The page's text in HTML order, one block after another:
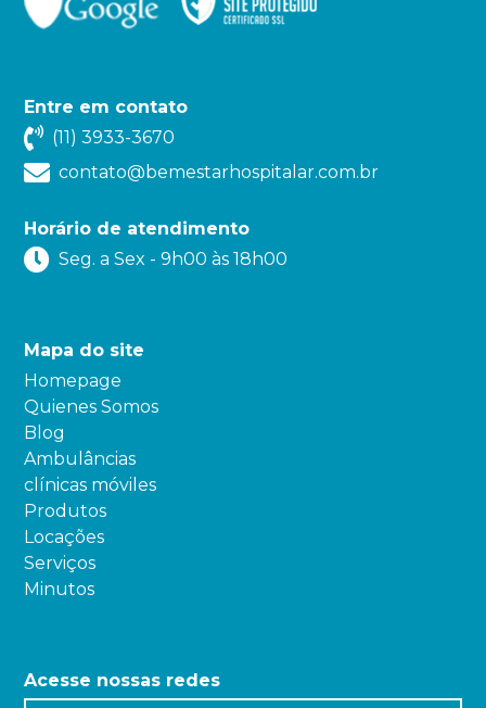
Entre em contato
(11) 3933-3670
contato@bemestarhospitalar.com.br
Horário de atendimento
Seg. a Sex - 9h00 às 18h00
Mapa do site
Homepage
Quienes Somos
Blog
Ambulâncias
clínicas móviles
Produtos
Locações
Serviços
Minutos
Acesse nossas redes